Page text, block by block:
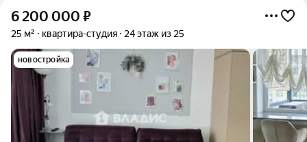
6 200 000 ₽
25 м² квартира-студия 24 этаж из 25
новостройка